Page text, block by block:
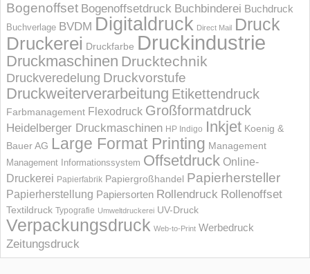
Bogenoffset Bogenoffsetdruck Buchbinderei Buchdruck
Buchverlage BVDM Digitaldruck Direct Mail Druck
Druckerei Druckfarbe Druckindustrie
Druckmaschinen Drucktechnik
Druckveredelung Druckvorstufe
Druckweiterverarbeitung Etikettendruck
Farbmanagement Flexodruck Großformatdruck
Heidelberger Druckmaschinen HP Indigo Inkjet Koenig &
Bauer AG Large Format Printing Management
Management Informations­system Offsetdruck Online-
Druckerei Papierfabrik Papiergroßhandel Papierhersteller
Papierherstellung Papiersorten Rollendruck Rollenoffset
Textildruck Typografie Umweltdruckerei UV-Druck
Verpackungsdruck Web-to-Print Werbedruck
Zeitungsdruck